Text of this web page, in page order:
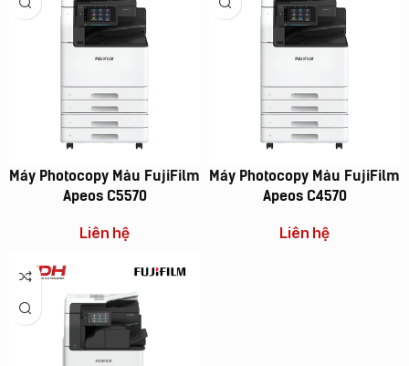
Máy Photocopy Màu FujiFilm
Apeos C5570
Liên hệ
Máy Photocopy Màu FujiFilm
Apeos C4570
Liên hệ